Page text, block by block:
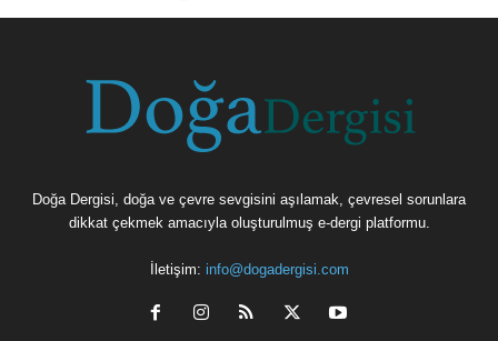
Doğa Dergisi, doğa ve çevre sevgisini aşılamak, çevresel sorunlara
dikkat çekmek amacıyla oluşturulmuş e-dergi platformu.
İletişim: info@dogadergisi.com